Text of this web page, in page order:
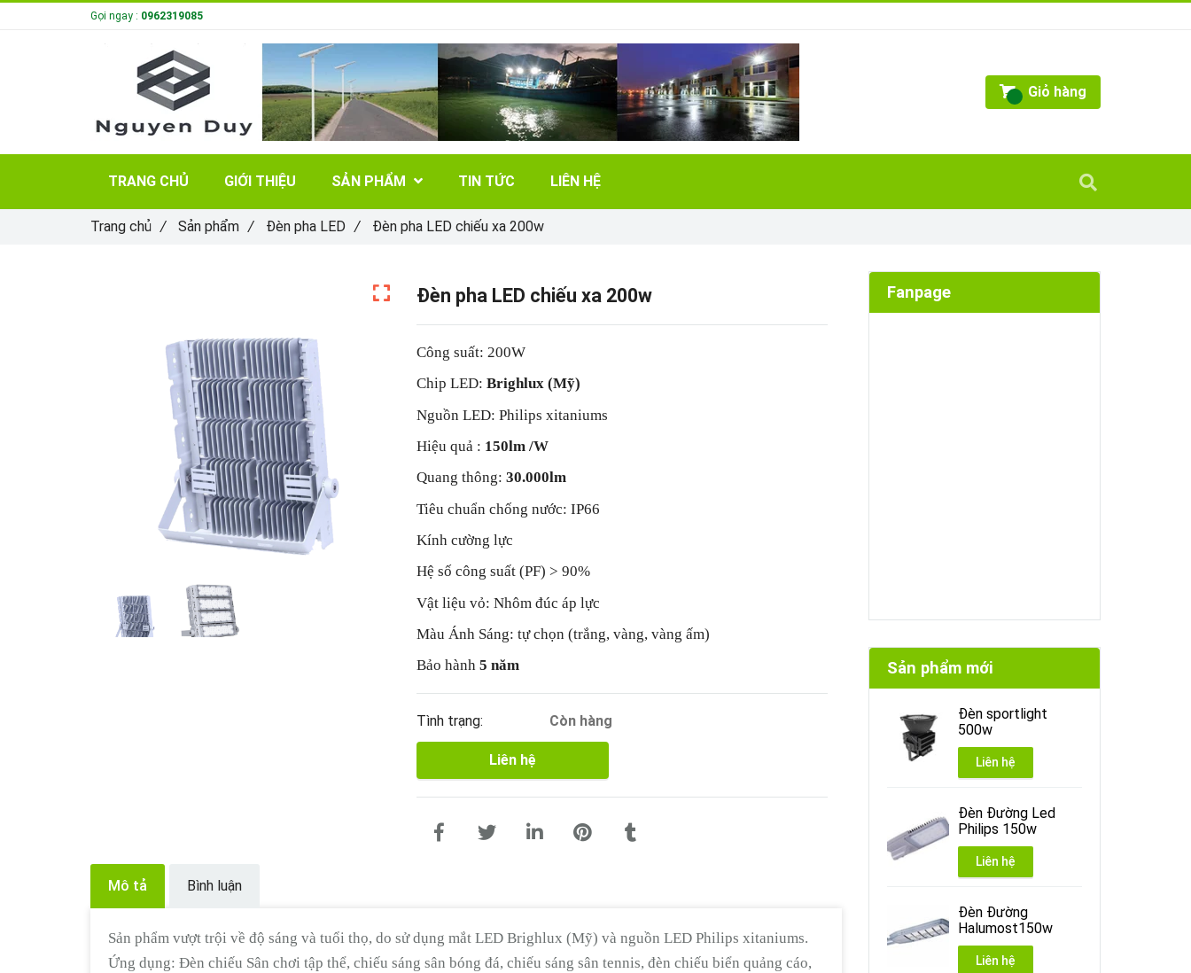
Đèn pha LED chiếu xa 200w
Công suất: 200W
Chip LED:Brighlux (Mỹ)
Nguồn LED: Philips xitaniums
Hiệu quả : 150lm /W
Quang thông:30.000lm
Tiêu chuẩn chống nước: IP66
Kính cường lực
Hệ số công suất (PF) > 90%
Vật liệu vỏ: Nhôm đúc áp lực
Màu Ánh Sáng: tự chọn (trắng, vàng, vàng ấm)
Bảo hành5 năm
Tình trạng: Còn hàng
Liên hệ
Mô tả Bình luận
Sản phẩm vượt trội về độ sáng và tuổi thọ, do sử dụng mắt LED Brighlux (Mỹ) và nguồn LED Philips xitaniums.
Ứng dụng: Đèn chiếu Sân chơi tập thể, chiếu sáng sân bóng đá, chiếu sáng sân tennis, đèn chiếu biển quảng cáo,
Fanpage
Sản phẩm mới
Đèn sportlight
500w
Liên hệ
Đèn Đường Led
Philips 150w
Liên hệ
Đèn Đường
Halumost150w
Liên hệ
Trang chủ / Sản phẩm / Đèn pha LED / Đèn pha LED chiếu xa 200w
Gọi ngay : 0962319085
Giỏ hàng
TRANG CHỦ GIỚI THIỆU SẢN PHẨM TIN TỨC LIÊN HỆ